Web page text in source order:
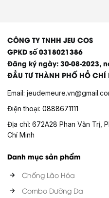
CÔNG TY TNHH JEU COS
GPKD số 0318021386
Đăng ký ngày: 30-08-2023,
ĐẦU TƯ THÀNH PHỐ HỒ CHÍ
Email:
Điện thoại: 0888671111
Địa chỉ: 672A28 Phan Văn Trị,
Chí Minh
Danh mục sản phẩm
Chống Lão Hóa
Combo Dưỡng Da